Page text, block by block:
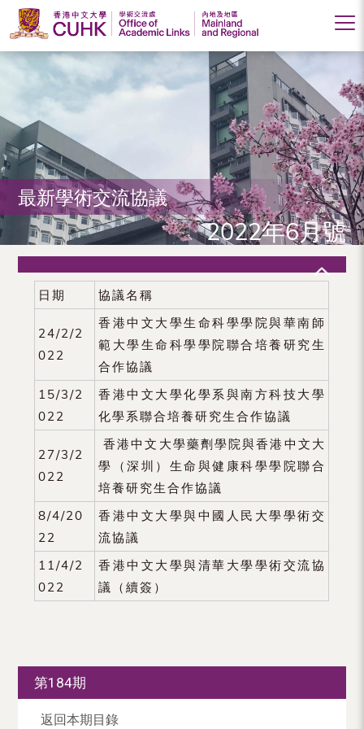
香
港
中
文
大
學
學
術
（內
區）
最新學術交流協議
2022年6月號
日期 協議名稱
24/2/2
022
香港中文大學生命科學學院與華南師
範大學生命科學學院聯合培養研究生
合作協議
15/3/2
022
香港中文大學化學系與南方科技大學
化學系聯合培養研究生合作協議
27/3/2
022
香港中文大學藥劑學院與香港中文大
學（深圳）生命與健康科學學院聯合
培養研究生合作協議
8/4/20
22
香港中文大學與中國人民大學學術交
流協議
11/4/2
022
香港中文大學與清華大學學術交流協
議（續簽）
第184期
返回本期目錄